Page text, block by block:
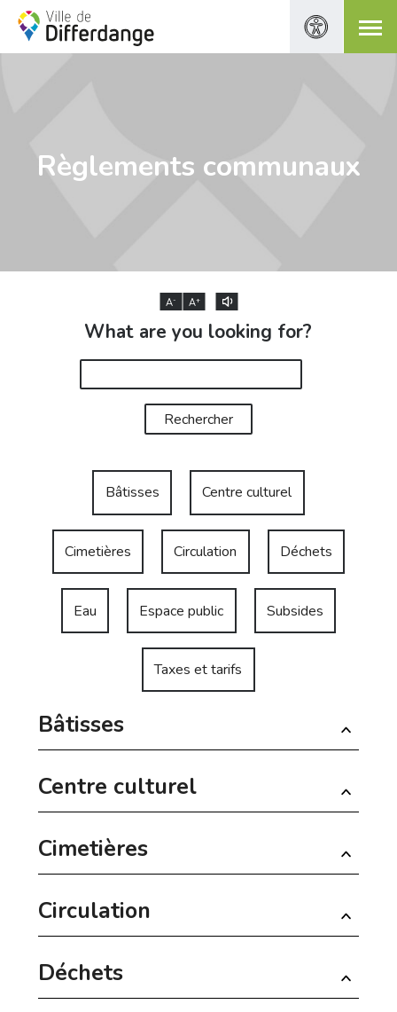
Règlements communaux
A- A+
What are you looking for?
Bâtisses Centre culturel
Cimetières Circulation Déchets
Eau Espace public Subsides
Taxes et tarifs
Bâtisses
Centre culturel
Cimetières
Circulation
Déchets